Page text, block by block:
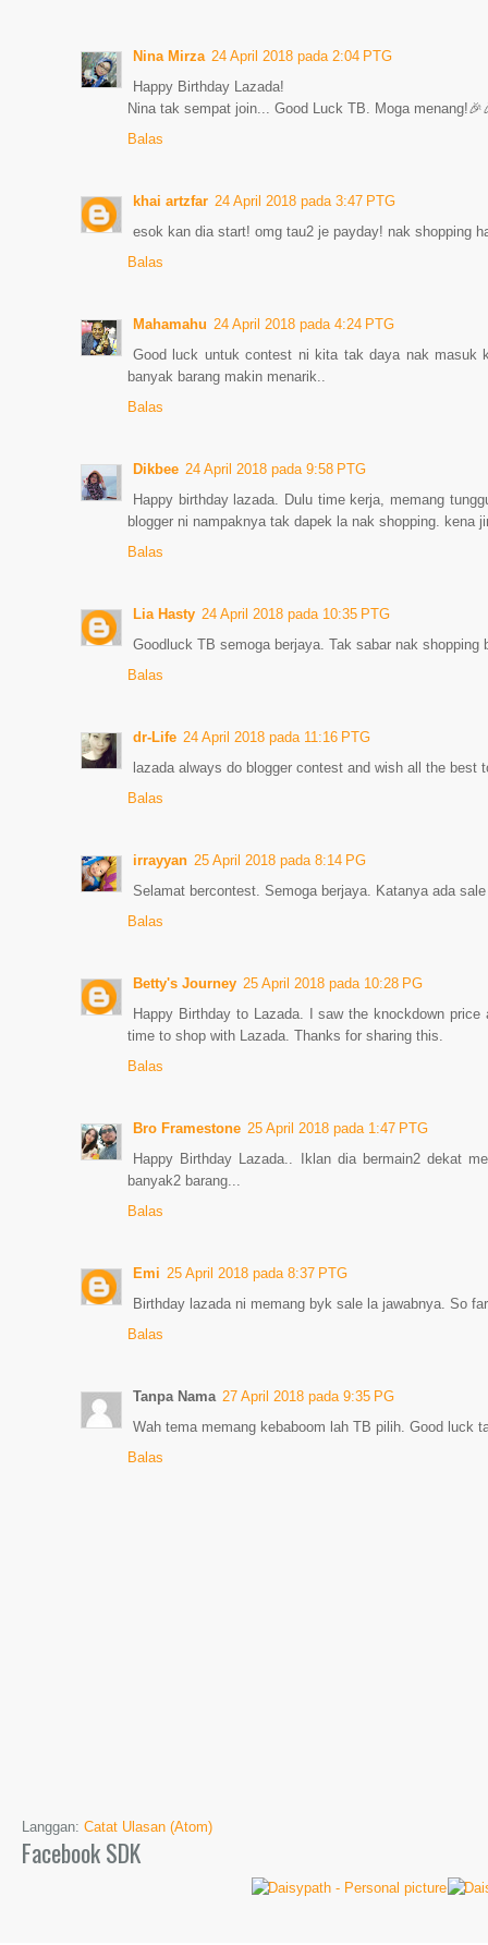
Nina Mirza 24 April 2018 pada 2:04 PTG
Happy Birthday Lazada!
Nina tak sempat join... Good Luck TB. Moga
Balas
khai artzfar 24 April 2018 pada 3:47 PTG
esok kan dia start! omg tau2 je payday! nak shopping
Balas
Mahamahu 24 April 2018 pada 4:24 PTG
Good luck untuk contest ni kita tak daya nak masuk
banyak barang makin menarik..
Balas
Dikbee 24 April 2018 pada 9:58 PTG
Happy birthday lazada. Dulu time kerja, memang
blogger ni nampaknya tak dapek la nak shopping. kena
Balas
Lia Hasty 24 April 2018 pada 10:35 PTG
Goodluck TB semoga berjaya. Tak sabar nak shopping
Balas
dr-Life 24 April 2018 pada 11:16 PTG
lazada always do blogger contest and wish all the
Balas
irrayyan 25 April 2018 pada 8:14 PG
Selamat bercontest. Semoga berjaya. Katanya ada
Balas
Betty's Journey 25 April 2018 pada 10:28 PG
Happy Birthday to Lazada. I saw the knockdown
time to shop with Lazada. Thanks for sharing this.
Balas
Bro Framestone 25 April 2018 pada 1:47 PTG
Happy Birthday Lazada.. Iklan dia bermain2 dekat
banyak2 barang...
Balas
Emi 25 April 2018 pada 8:37 PTG
Birthday lazada ni memang byk sale la jawabnya. So
Balas
Tanpa Nama 27 April 2018 pada 9:35 PG
Wah tema memang kebaboom lah TB pilih. Good luck
Balas
Langgan: Catat Ulasan (Atom)
Facebook SDK